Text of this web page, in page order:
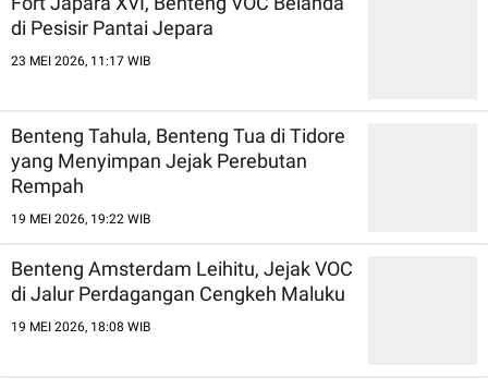
di Pesisir Pantai Jepara
23 MEI 2026, 11:17 WIB
Benteng Tahula, Benteng Tua di Tidore
yang Menyimpan Jejak Perebutan
Rempah
19 MEI 2026, 19:22 WIB
Benteng Amsterdam Leihitu, Jejak VOC
di Jalur Perdagangan Cengkeh Maluku
19 MEI 2026, 18:08 WIB